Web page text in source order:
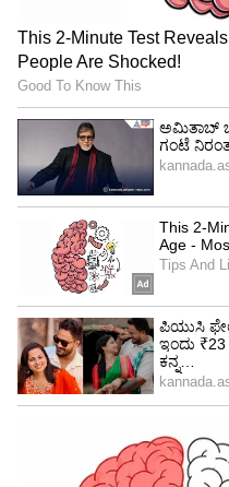
ಕಾರ್ಯಾಚರಣೆ
ಈ ಮಾಹಿತಿ ಸಂಗ್ರಹಣೆ
ಜಾರಿಗೆ ಬಂದಿದೆ. ಮುಂದಿನ
(Two Months) ಈ
ಇಂಧನ ಇಲಾಖೆ (Energy
ಎಸ್ಕಾಂ ಸಿಬ್ಬಂದಿಗಳು
ವಿವರಗಳನ್ನು ಪಡೆದು
ಮೂಲಕ ಅಪ್‌ಲೋಡ್